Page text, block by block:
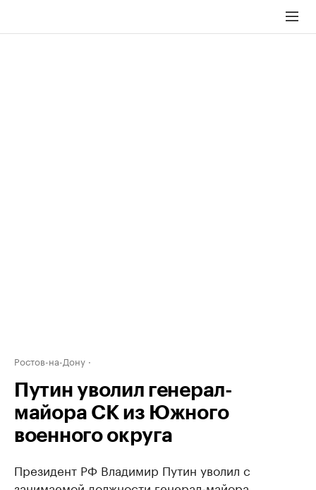
Ростов-на-Дону
Путин уволил генерал-
майора СК из Южного
военного округа
Президент РФ Владимир Путин уволил с